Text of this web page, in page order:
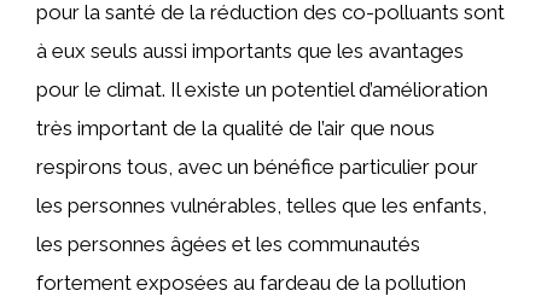
pour la santé de la réduction des co-polluants sont
à eux seuls aussi importants que les avantages
pour le climat. Il existe un potentiel d’amélioration
très important de la qualité de l’air que nous
respirons tous, avec un bénéfice particulier pour
les personnes vulnérables, telles que les enfants,
les personnes âgées et les communautés
fortement exposées au fardeau de la pollution